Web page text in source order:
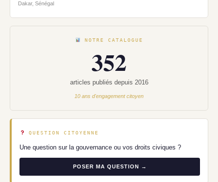
Dakar, Sénégal
NOTRE CATALOGUE
352
articles publiés depuis 2016
10 ans d'engagement citoyen
QUESTION CITOYENNE
Une question sur la gouvernance ou vos droits civiques ?
POSER MA QUESTION →